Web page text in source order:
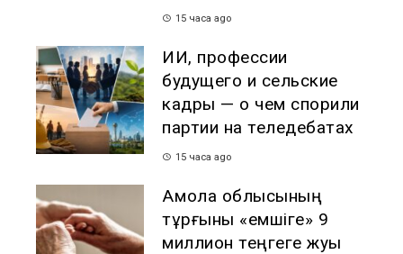
15 часа ago
ИИ, профессии
будущего и сельские
кадры — о чем спорили
партии на теледебатах
15 часа ago
Ақмола облысының
тұрғыны «емшіге» 9
миллион теңгеге жуық